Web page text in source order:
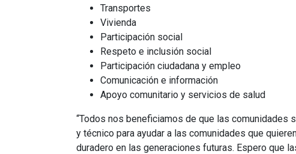
Transportes
Vivienda
Participación social
Respeto e inclusión social
Participación ciudadana y empleo
Comunicación e información
Apoyo comunitario y servicios de salud
“Todos nos beneficiamos de que las comunidades
y técnico para ayudar a las comunidades que
duradero en las generaciones futuras. Espero que